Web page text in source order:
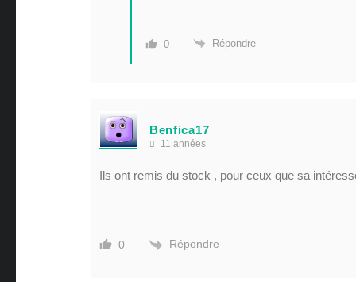
0 Répondre
Benfica17
11 années
Ils ont remis du stock , pour ceux que sa
0 Répondre